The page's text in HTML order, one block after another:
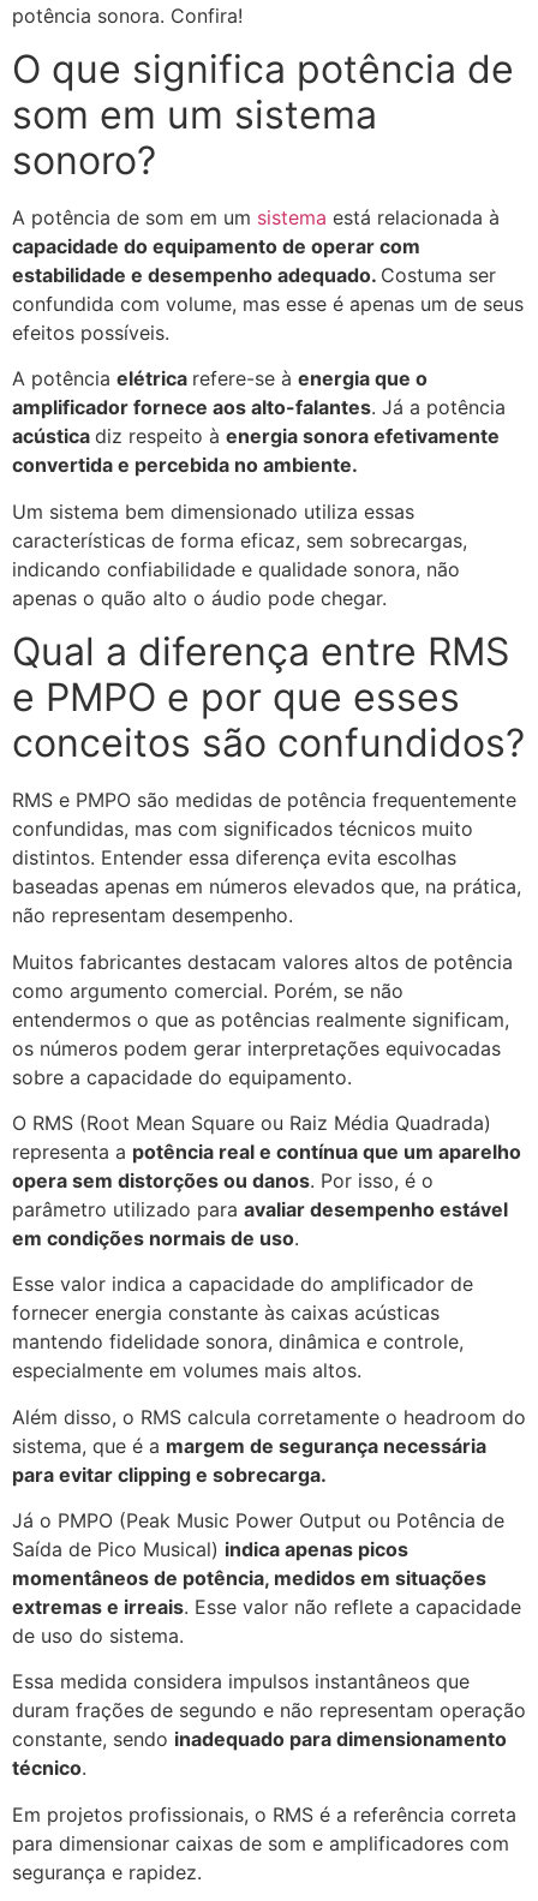
potência sonora. Confira!
O que significa potência de
som em um sistema
sonoro?
A potência de som em um sistema está relacionada à
capacidade do equipamento de operar com
estabilidade e desempenho adequado. Costuma ser
confundida com volume, mas esse é apenas um de seus
efeitos possíveis.
A potência elétrica refere-se à energia que o
amplificador fornece aos alto-falantes. Já a potência
acústica diz respeito à energia sonora efetivamente
convertida e percebida no ambiente.
Um sistema bem dimensionado utiliza essas
características de forma eficaz, sem sobrecargas,
indicando confiabilidade e qualidade sonora, não
apenas o quão alto o áudio pode chegar.
Qual a diferença entre RMS
e PMPO e por que esses
conceitos são confundidos?
RMS e PMPO são medidas de potência frequentemente
confundidas, mas com significados técnicos muito
distintos. Entender essa diferença evita escolhas
baseadas apenas em números elevados que, na prática,
não representam desempenho.
Muitos fabricantes destacam valores altos de potência
como argumento comercial. Porém, se não
entendermos o que as potências realmente significam,
os números podem gerar interpretações equivocadas
sobre a capacidade do equipamento.
O RMS (Root Mean Square ou Raiz Média Quadrada)
representa a potência real e contínua que um aparelho
opera sem distorções ou danos. Por isso, é o
parâmetro utilizado para avaliar desempenho estável
em condições normais de uso.
Esse valor indica a capacidade do amplificador de
fornecer energia constante às caixas acústicas
mantendo fidelidade sonora, dinâmica e controle,
especialmente em volumes mais altos.
Além disso, o RMS calcula corretamente o headroom do
sistema, que é a margem de segurança necessária
para evitar clipping e sobrecarga.
Já o PMPO (Peak Music Power Output ou Potência de
Saída de Pico Musical) indica apenas picos
momentâneos de potência, medidos em situações
extremas e irreais. Esse valor não reflete a capacidade
de uso do sistema.
Essa medida considera impulsos instantâneos que
duram frações de segundo e não representam operação
constante, sendo inadequado para dimensionamento
técnico.
Em projetos profissionais, o RMS é a referência correta
para dimensionar caixas de som e amplificadores com
segurança e rapidez.